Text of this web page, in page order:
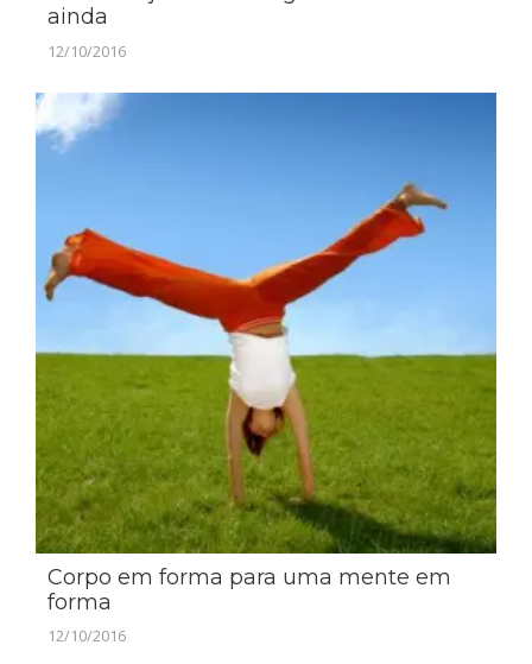
ainda
12/10/2016
Corpo em forma para uma mente em
forma
12/10/2016